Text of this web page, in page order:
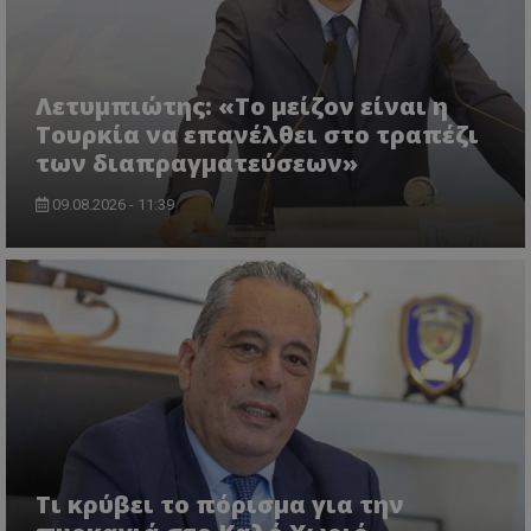
Λετυμπιώτης: «Το μείζον είναι η
Τουρκία να επανέλθει στο τραπέζι
των διαπραγματεύσεων»
09.08.2026 - 11:39
Τι κρύβει το πόρισμα για την
.twitter.com